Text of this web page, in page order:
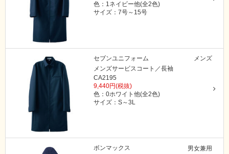
色：1ネイビー他(全2色)
サイズ：7号～15号
メンズ
セブンユニフォーム
メンズサービスコート／長袖
CA2195
9,440円(税抜)
色：0ホワイト他(全2色)
サイズ：S～3L
男女兼用
ボンマックス